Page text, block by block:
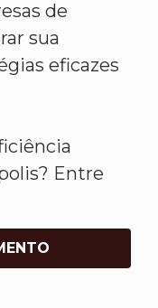
de
sua
eficazes
Entre